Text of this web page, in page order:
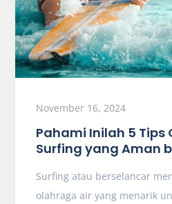
November 16, 2024
Pahami Inilah 5 Tips
Surfing yang Aman
Surfing atau berselancar
olahraga air yang menarik